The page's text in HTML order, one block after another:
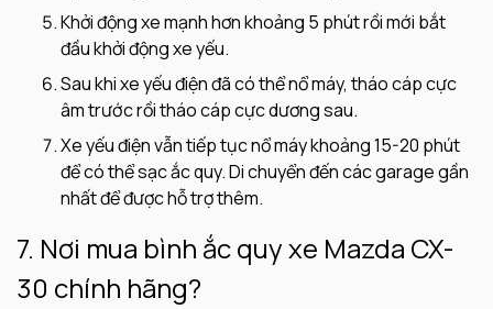
Khởi động xe mạnh hơn khoảng 5 phút rồi mới bắt
đầu khởi động xe yếu.
Sau khi xe yếu điện đã có thể nổ máy, tháo cáp cực
âm trước rồi tháo cáp cực dương sau.
Xe yếu điện vẫn tiếp tục nổ máy khoảng 15-20 phút
để có thể sạc ắc quy. Di chuyển đến các garage gần
nhất để được hỗ trợ thêm.
7. Nơi mua bình ắc quy xe Mazda CX-
30 chính hãng?